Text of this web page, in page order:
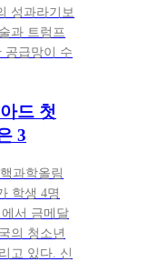
성과라기보
과 트럼프
공급망이 수
드 첫
3
과학올림
학생 4명
서 금메달
의 청소년
고 있다. 신